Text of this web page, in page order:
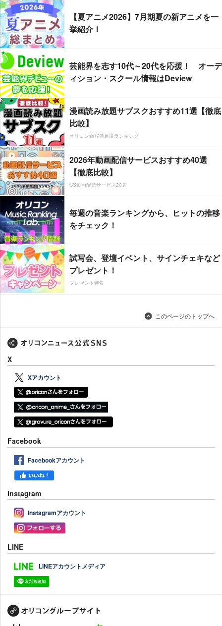
【夏アニメ2026】7月期夏の新アニメを一
挙紹介！
芸能界を志す10代～20代を応援！ オーデ
ィション・スクール情報はDeview
漫画読み放題サブスクおすすめ11選【徹底
比較】
オリコン顧客満足度ランキング
2026年動画配信サービスおすすめ40選
【徹底比較】
CS動画配信サービス20選
毎週の音楽ランキングから、ヒットの推移
をチェック！
試写会、登壇イベント、サインチェキなど
プレゼント！
プレゼント特集
このページのトップへ
X
Xアカウント
Facebook
Facebookアカウント
Instagram
Instagramアカウント
LINE
LINEアカウントメディア